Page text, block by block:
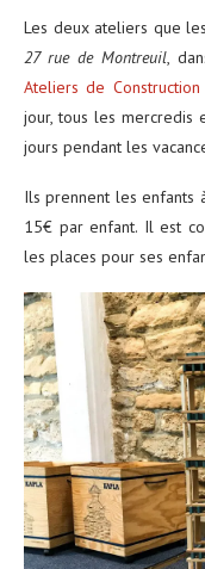
Les deux ateliers que
27 rue de Montreuil,
Ateliers de Construction
jour, tous les mercredis
jours pendant les
Ils prennent les enfants
15€ par enfant. Il est
les places pour ses